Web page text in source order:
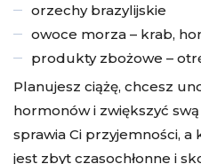
orzechy brazylijskie
owoce morza – krab,
produkty zbożowe –
Planujesz ciążę, chcesz
hormonów i zwiększyć
sprawia Ci przyjemności,
jest zbyt czasochłonne i